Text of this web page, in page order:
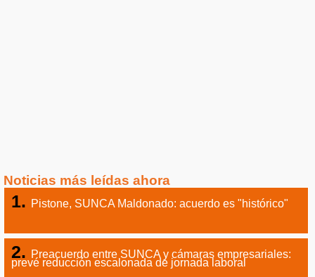
Noticias más leídas ahora
Pistone, SUNCA Maldonado: acuerdo es "histórico"
Preacuerdo entre SUNCA y cámaras empresariales:
prevé reducción escalonada de jornada laboral